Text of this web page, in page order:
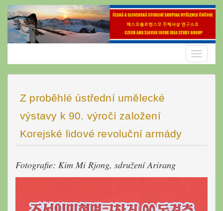
Skip
content
Toggle
Z proběhlé ústřední umělecké
výstavy k 90. výročí založení
Korejské lidové revoluční armády
Fotografie: Kim Mi Rjong, sdružení Arirang